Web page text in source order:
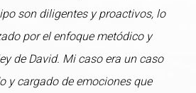
son diligentes y proactivos, lo
por el enfoque metódico y
de David. Mi caso era un caso
y cargado de emociones que